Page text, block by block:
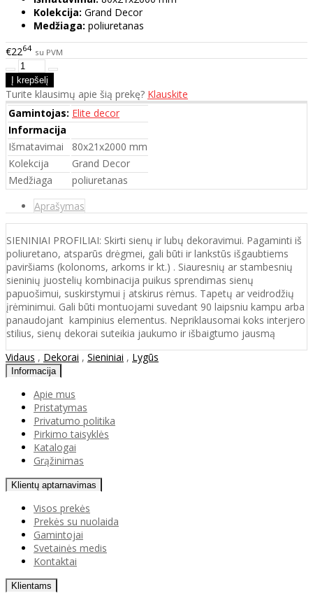
Kolekcija: Grand Decor
Medžiaga: poliuretanas
€2264 su PVM
Turite klausimų apie šią prekę? Klauskite
Gamintojas: Elite decor
Informacija
Išmatavimai
80x21x2000 mm
Kolekcija
Grand Decor
Medžiaga
poliuretanas
Aprašymas
SIENINIAI PROFILIAI: Skirti sienų ir lubų dekoravimui. Pagaminti iš
poliuretano, atsparūs drėgmei, gali būti ir lankstūs išgaubtiems
paviršiams (kolonoms, arkoms ir kt.) . Siauresnių ar stambesnių
sieninių juostelių kombinacija puikus sprendimas sienų
papuošimui, suskirstymui į atskirus rėmus. Tapetų ar veidrodžių
įrėminimui. Gali būti montuojami suvedant 90 laipsniu kampu arba
panaudojant kampinius elementus. Nepriklausomai koks interjero
stilius, sienų dekorai suteikia jaukumo ir išbaigtumo jausmą
Vidaus , Dekorai , Sieniniai , Lygūs
Informacija
Apie mus
Pristatymas
Privatumo politika
Pirkimo taisyklės
Katalogai
Grąžinimas
Klientų aptarnavimas
Visos prekės
Prekės su nuolaida
Gamintojai
Svetainės medis
Kontaktai
Klientams